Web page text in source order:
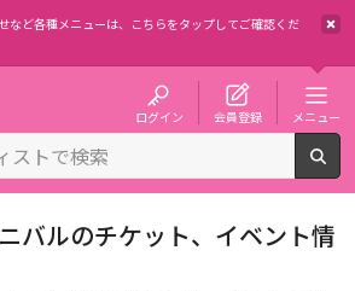
ど各種メニューは、
こちらをタップしてご確認くだ
ログイン 会員登録 メニュー
バルのチケット、イベント情